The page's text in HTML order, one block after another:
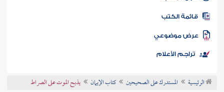
المكتبة
الكتب
موضوعي
تراجم الأعلام
الرئيسية المستدرك على الصحيحين كتاب الإيمان يذبح الموت على الصراط